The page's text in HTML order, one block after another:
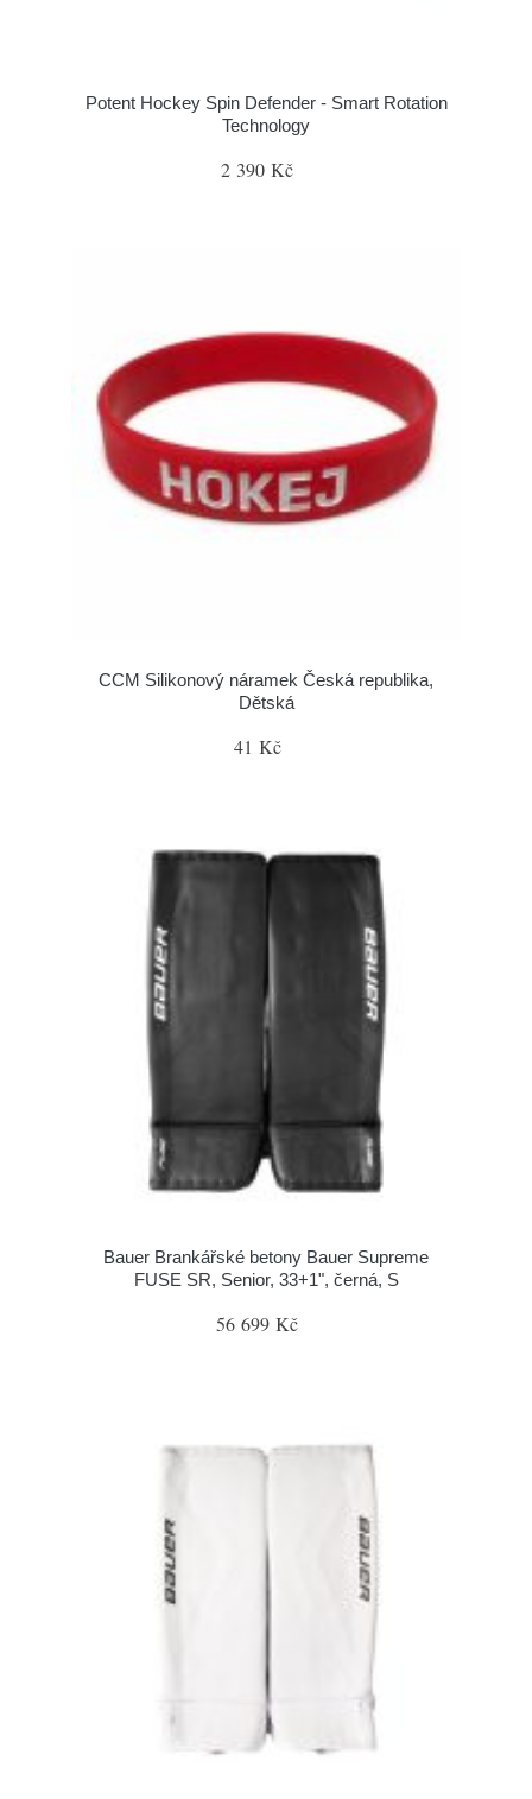
Potent Hockey Spin Defender - Smart Rotation
Technology
2 390 Kč
CCM Silikonový náramek Česká republika,
Dětská
41 Kč
Bauer Brankářské betony Bauer Supreme
FUSE SR, Senior, 33+1", černá, S
56 699 Kč